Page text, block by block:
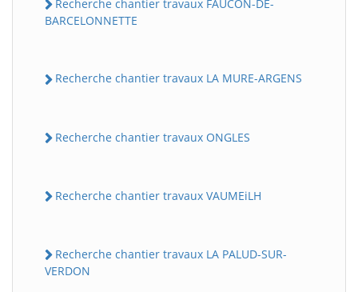
Recherche chantier travaux FAUCON-DE-
BARCELONNETTE
Recherche chantier travaux LA MURE-ARGENS
Recherche chantier travaux ONGLES
Recherche chantier travaux VAUMEiLH
Recherche chantier travaux LA PALUD-SUR-
VERDON